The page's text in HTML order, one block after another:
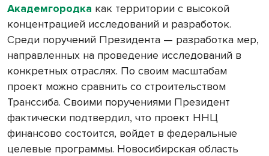
Академгородка как территории с высокой
концентрацией исследований и разработок.
Среди поручений Президента — разработка мер,
направленных на проведение исследований в
конкретных отраслях. По своим масштабам
проект можно сравнить со строительством
Транссиба. Своими поручениями Президент
фактически подтвердил, что проект ННЦ
финансово состоится, войдет в федеральные
целевые программы. Новосибирская область